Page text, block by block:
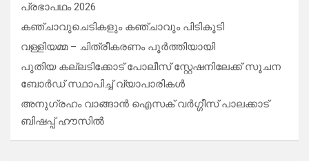
പ്രഭാപഥം 2026
കഞ്ചാവുചെടികളും കഞ്ചാവും പിടികൂടി
വള്ളിയമ്മ – ചിത്രീകരണം പൂർത്തിയായി
പുതിയ കല്ലടിക്കോട് പോലീസ് സ്റ്റേഷനിലേക്ക് സൂചന
ബോർഡ് സ്ഥാപിച്ച് വ്യാപാരികൾ
അനുഗ്രഹം വാങ്ങാൻ ഐസക് വര്‍ഗ്ഗീസ് പാലക്കാട്
ബിഷപ്പ് ഹൗസില്‍